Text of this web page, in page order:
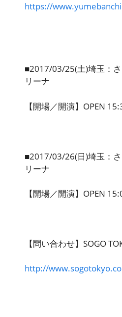
https://
■2017/03/25(土)埼玉：
リーナ
【開場／開演】OPEN
■2017/03/26(日)埼玉：
リーナ
【開場／開演】OPEN
【問い合わせ】SOGO
http://